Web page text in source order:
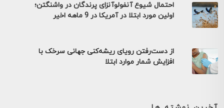
احتمال شیوع آنفولوآنزای پرندگان در واشنگتن؛
اولین مورد ابتلا در آمریکا در 9 ماهه اخیر
از دست‌رفتن رویای ریشه‌کنی جهانی سرخک با
افزایش شمار موارد ابتلا